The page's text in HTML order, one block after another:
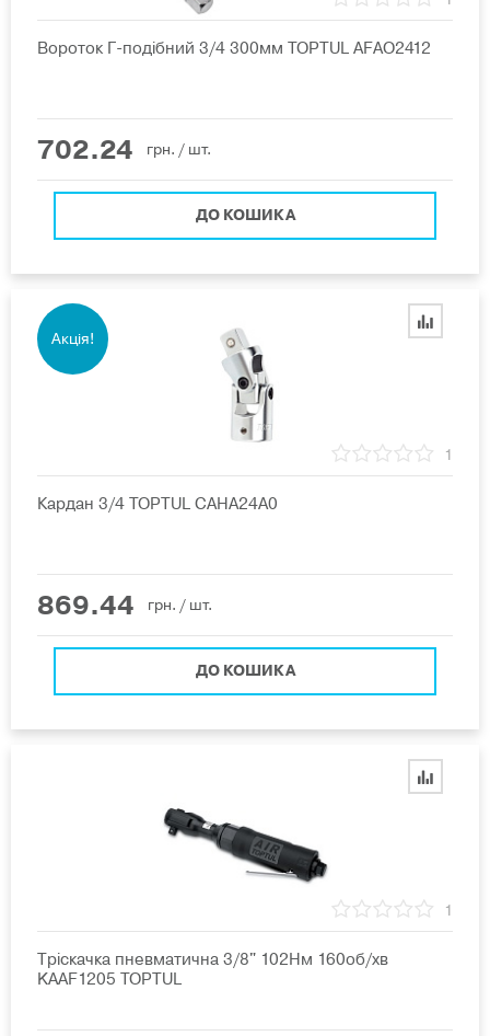
Вороток Г-подібний 3/4 300мм TOPTUL AFАО2412
702.24 грн. / шт.
ДО КОШИКА
Акція!
1
Кардан 3/4 TOPTUL CAHA24А0
869.44 грн. / шт.
ДО КОШИКА
1
Тріскачка пневматична 3/8" 102Нм 160об/хв
KAAF1205 TOPTUL